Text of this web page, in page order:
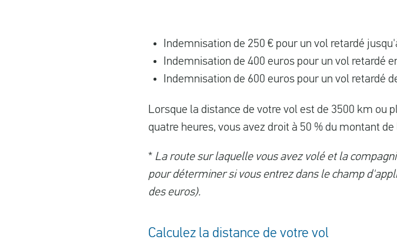
Indemnisation de 250 € pour un vol retardé
Indemnisation de 400 euros pour un vol retardé
Indemnisation de 600 euros pour un vol retardé
Lorsque la distance de votre vol est de 3500 km ou
quatre heures, vous avez droit à 50 % du montant
* La route sur laquelle vous avez volé et la
pour déterminer si vous entrez dans le champ
des euros).
Calculez la distance de votre vol